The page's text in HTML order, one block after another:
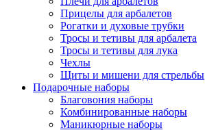
Прицелы для арбалетов
Рогатки и духовые трубки
Тросы и тетивы для арбалета
Тросы и тетивы для лука
Чехлы
Щиты и мишени для стрельбы
Подарочные наборы
Благовония наборы
Комбинированные наборы
Маникюрные наборы